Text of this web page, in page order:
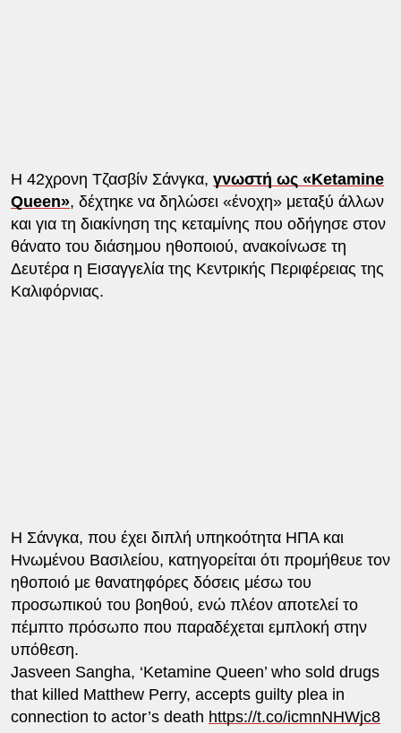
Η 42χρονη Τζασβίν Σάνγκα, γνωστή ως «Ketamine
Queen», δέχτηκε να δηλώσει «ένοχη» μεταξύ άλλων
και για τη διακίνηση της κεταμίνης που οδήγησε στον
θάνατο του διάσημου ηθοποιού, ανακοίνωσε τη
Δευτέρα η Εισαγγελία της Κεντρικής Περιφέρειας της
Καλιφόρνιας.
Η Σάνγκα, που έχει διπλή υπηκοότητα ΗΠΑ και
Ηνωμένου Βασιλείου, κατηγορείται ότι προμήθευε τον
ηθοποιό με θανατηφόρες δόσεις μέσω του
προσωπικού του βοηθού, ενώ πλέον αποτελεί το
πέμπτο πρόσωπο που παραδέχεται εμπλοκή στην
υπόθεση.
Jasveen Sangha, ‘Ketamine Queen’ who sold drugs
that killed Matthew Perry, accepts guilty plea in
connection to actor’s death https://t.co/icmnNHWjc8